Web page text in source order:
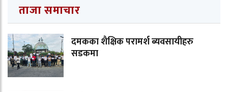
ताजा समाचार
दमकका शैक्षिक परामर्श ब्यवसायीहरु
सडकमा